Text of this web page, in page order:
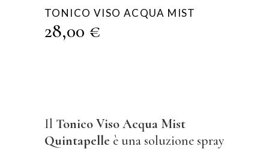
TONICO VISO ACQUA MIST
28,00 €
Il Tonico Viso Acqua Mist
Quintapelle è una soluzione spray